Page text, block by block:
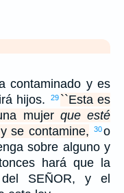
contaminado y es
hijos.
29 ``Esta es
mujer que esté
se contamine,
30o
sobre alguno y
hará que la
SEÑOR, y el